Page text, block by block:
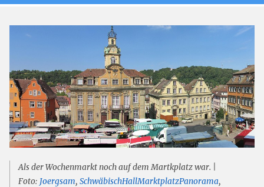
Als der Wochenmarkt noch auf dem Martkplatz war. |
Foto: Joergsam, SchwäbischHallMarktplatzPanorama,